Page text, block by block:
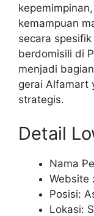
kemampuan
secara
berdomisili di
menjadi
gerai Alfamart
strategis.
Detail
Nama
Website :
Posisi:
Lokasi: